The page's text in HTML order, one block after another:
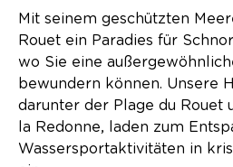
Mit seinem geschützten
Rouet ein Paradies für
wo Sie eine
bewundern können. Unsere
darunter der Plage du Rouet
la Redonne, laden zum
Wassersportaktivitäten in